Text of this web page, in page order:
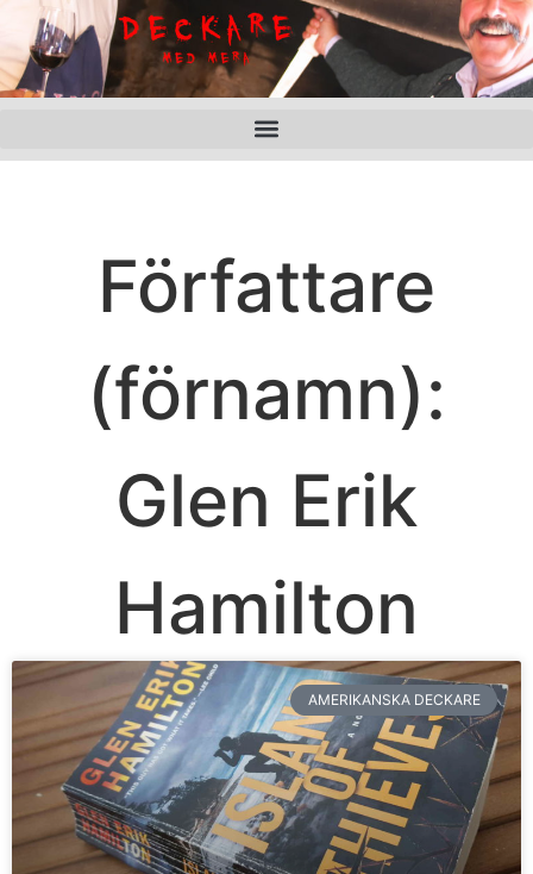
Författare
(förnamn):
Glen Erik
Hamilton
AMERIKANSKA DECKARE